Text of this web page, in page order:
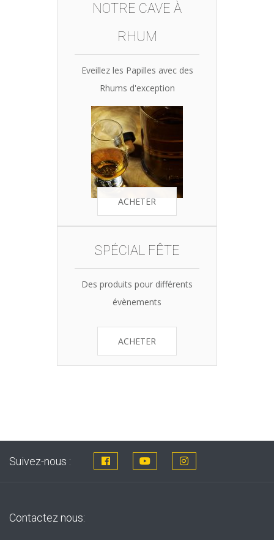
NOTRE CAVE À
RHUM
Eveillez les Papilles avec des
Rhums d'exception
ACHETER
SPÉCIAL FÊTE
Des produits pour différents
évènements
ACHETER
Suivez-nous :
Contactez nous: